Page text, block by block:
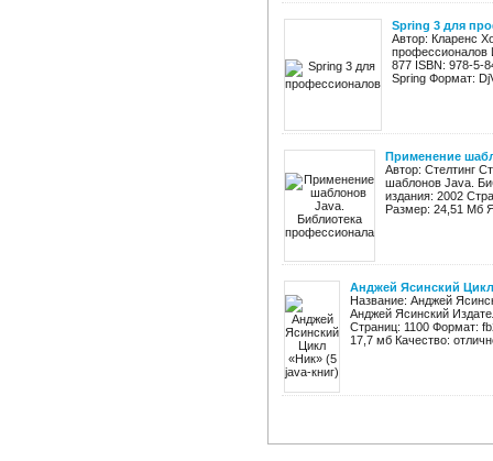
Spring 3 для
Автор: Кларенс
профессионалов
877 ISBN: 978-5-
Spring Формат:
Применение
Автор: Стелтинг
шаблонов Java.
издания: 2002
Размер: 24,51 Мб
Анджей Ясинский
Название: Анджей
Анджей Ясинский
Страниц: 1100 Формат:
17,7 мб Качество: